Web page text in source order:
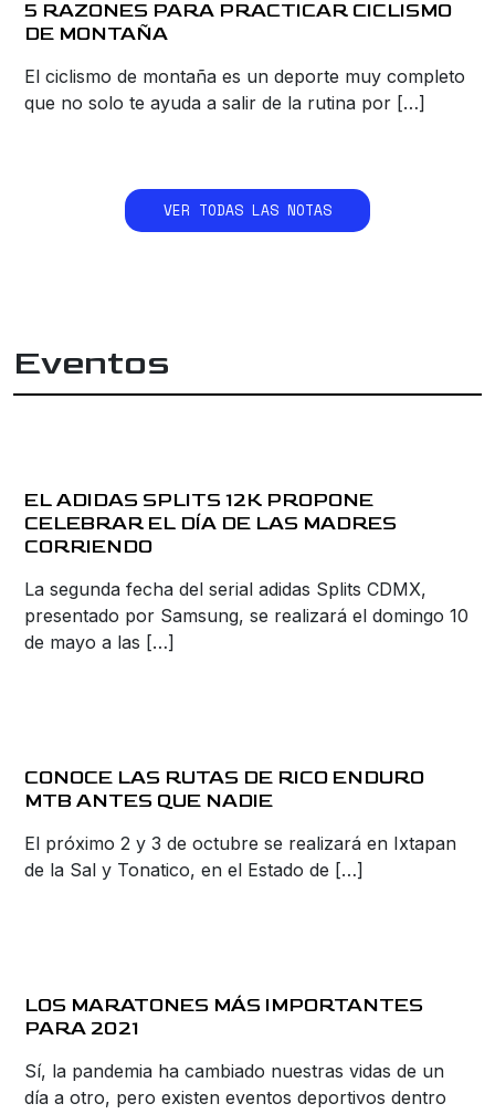
5 RAZONES PARA PRACTICAR CICLISMO
DE MONTAÑA
El ciclismo de montaña es un deporte muy completo
que no solo te ayuda a salir de la rutina por […]
VER TODAS LAS NOTAS
Eventos
EL ADIDAS SPLITS 12K PROPONE
CELEBRAR EL DÍA DE LAS MADRES
CORRIENDO
La segunda fecha del serial adidas Splits CDMX,
presentado por Samsung, se realizará el domingo 10
de mayo a las […]
CONOCE LAS RUTAS DE RICO ENDURO
MTB ANTES QUE NADIE
El próximo 2 y 3 de octubre se realizará en Ixtapan
de la Sal y Tonatico, en el Estado de […]
LOS MARATONES MÁS IMPORTANTES
PARA 2021
Sí, la pandemia ha cambiado nuestras vidas de un
día a otro, pero existen eventos deportivos dentro